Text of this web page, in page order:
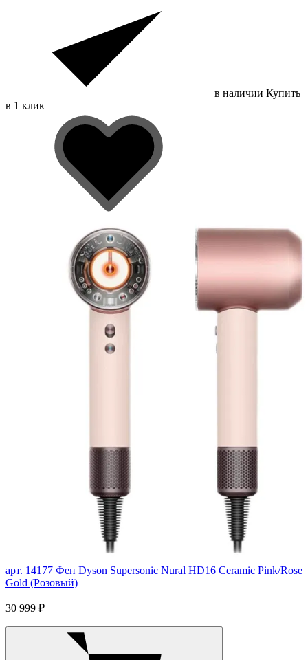
в наличии Купить
в 1 клик
арт. 14177 Фен Dyson Supersonic Nural HD16 Ceramic Pink/Rose
Gold (Розовый)
30 999 ₽